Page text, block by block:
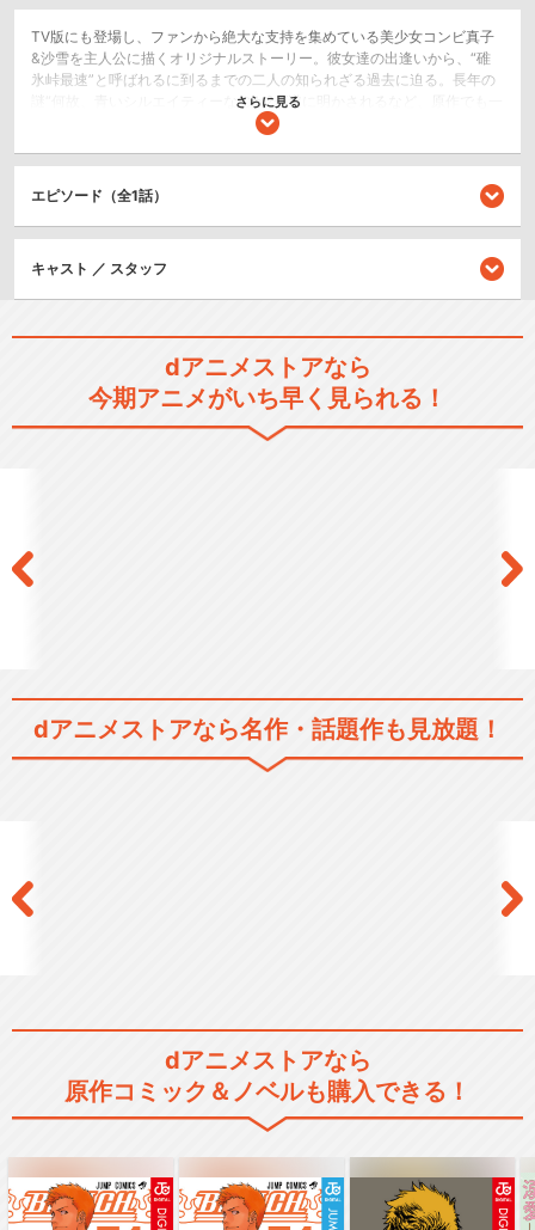
TV版にも登場し、ファンから絶大な支持を集めている美少女コンビ真子
&沙雪を主人公に描くオリジナルストーリー。彼女達の出逢いから、“碓
氷峠最速”と呼ばれるに到るまでの二人の知られざる過去に迫る。長年の
謎“何故、青いシルエイティーなのか?が遂に明かされるなど、原作でも一
切触れられなかったエピソードだけに、ファンにはこたえられない内容!
アクション/バトル
ドラマ/青春
age
tage
頭文字[イニシャル]D Fourth
Stage
頭文字[イニシャル]D Battle S
tag…
さらに見る
エピソード（全1話）
キャスト ／ スタッフ
dアニメストアなら
今期アニメがいち早く見られる！
dアニメストアなら名作・話題作も見放題！
dアニメストアなら
原作コミック＆ノベルも購入できる！